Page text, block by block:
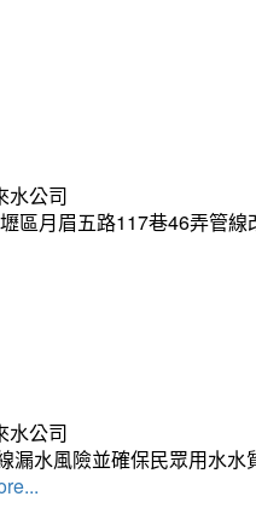
水公司
區月眉五路117巷46弄管
水公司
漏水風險並確保民眾用水